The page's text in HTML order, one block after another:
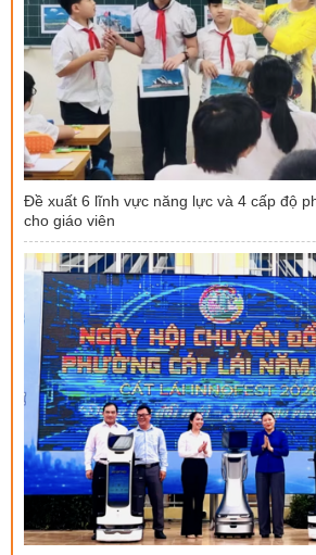
Đề xuất 6 lĩnh vực năng lực và 4 cấp độ
cho giáo viên